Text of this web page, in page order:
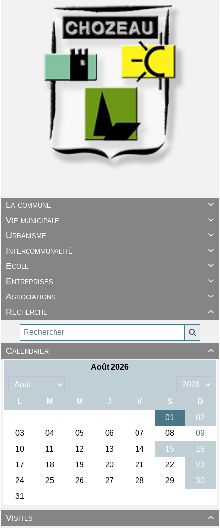

La commune

Vie municipale

Urbanisme

Intercommunalité

Ecole

Entreprises

Associations

Recherche

Calendrier

Visites